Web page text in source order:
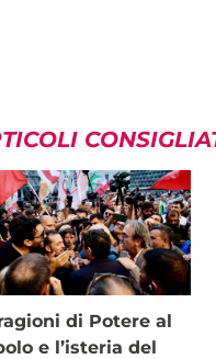
di Potere al
e l’isteria del